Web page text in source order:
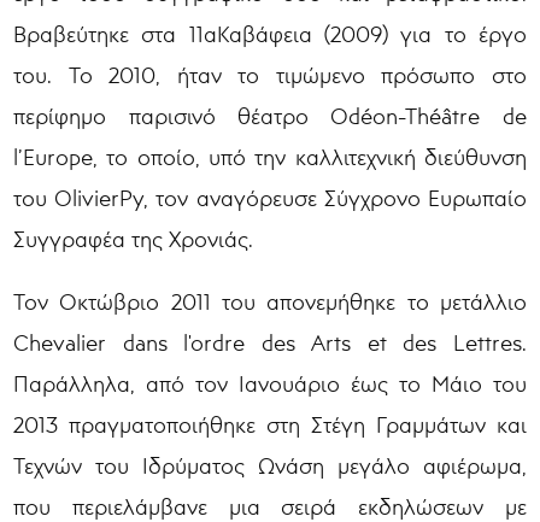
Βραβεύτηκε στα 11αΚαβάφεια (2009) για το έργο
του. Το 2010, ήταν το τιμώμενο πρόσωπο στο
περίφημο παρισινό θέατρο Odéon-Théâtre de
l’Europe, το οποίο, υπό την καλλιτεχνική διεύθυνση
του OlivierPy, τον αναγόρευσε Σύγχρονο Ευρωπαίο
Συγγραφέα της Χρονιάς.
Τον Οκτώβριο 2011 του απονεμήθηκε το μετάλλιο
Chevalier dans l'ordre des Arts et des Lettres.
Παράλληλα, από τον Ιανουάριο έως το Μάιο του
2013 πραγματοποιήθηκε στη Στέγη Γραμμάτων και
Τεχνών του Ιδρύματος Ωνάση μεγάλο αφιέρωμα,
που περιελάμβανε μια σειρά εκδηλώσεων με